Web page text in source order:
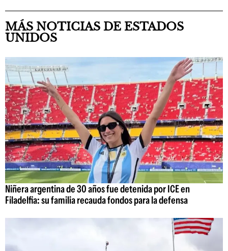
MÁS NOTICIAS DE ESTADOS
UNIDOS
Niñera argentina de 30 años fue detenida por ICE en
Filadelfia: su familia recauda fondos para la defensa